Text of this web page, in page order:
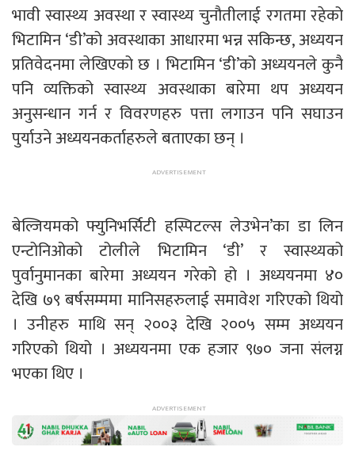
भावी स्वास्थ्य अवस्था र स्वास्थ्य चुनौतीलाई रगतमा रहेको
भिटामिन ‘डी’को अवस्थाका आधारमा भन्न सकिन्छ, अध्ययन
प्रतिवेदनमा लेखिएको छ । भिटामिन ‘डी’को अध्ययनले कुनै
पनि व्यक्तिको स्वास्थ्य अवस्थाका बारेमा थप अध्ययन
अनुसन्धान गर्न र विवरणहरु पत्ता लगाउन पनि सघाउन
पुर्याउने अध्ययनकर्ताहरुले बताएका छन् ।
बेल्जियमको फ्युनिभर्सिटी हस्पिटल्स लेउभेन’का डा लिन
एन्टोनिओको टोलीले भिटामिन ‘डी’ र स्वास्थ्यको
पुर्वानुमानका बारेमा अध्ययन गरेको हो । अध्ययनमा ४०
देखि ७९ बर्षसम्ममा मानिसहरुलाई समावेश गरिएको थियो
। उनीहरु माथि सन् २००३ देखि २००५ सम्म अध्ययन
गरिएको थियो । अध्ययनमा एक हजार ९७० जना संलग्न
भएका थिए ।